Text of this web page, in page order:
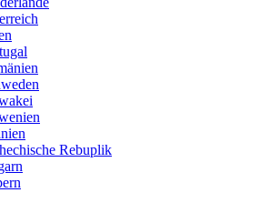
Rebuplik